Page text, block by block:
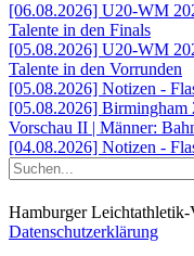
[06.08.2026] U20-WM
Talente in den Finals
[05.08.2026] U20-WM
Talente in den Vorrunden
[05.08.2026] Notizen -
[05.08.2026]
Vorschau II | Männer:
[04.08.2026] Notizen -
Hamburger Leichtathletik-
Datenschutzerklärung